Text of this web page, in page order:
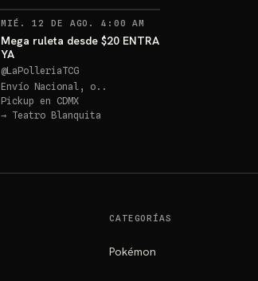
MIÉ. 12 DE AGO. 4:00 AM
Mega ruleta desde $20 ENTRA
YA
@LaPolleriaTCG
Envío Nacional, o..
Pickup en CDMX
→ Teatro Blanquita
CATEGORÍAS
Pokémon